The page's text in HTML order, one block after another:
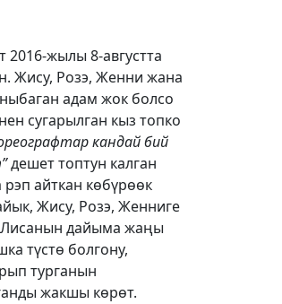
2016-жылы 8-августта
Жису, Розэ, Женни жана
адам жок болсо
сугарылган кыз топко
кандай бий
дешет топтун калган
айткан көбүрөөк
Жису, Розэ, Женниге
Лисанын дайыма жаңы
түстө болгону,
турганын
жакшы көрөт.